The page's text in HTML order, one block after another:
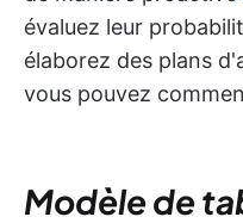
évaluez leur
élaborez des plans
vous pouvez
Modèle de